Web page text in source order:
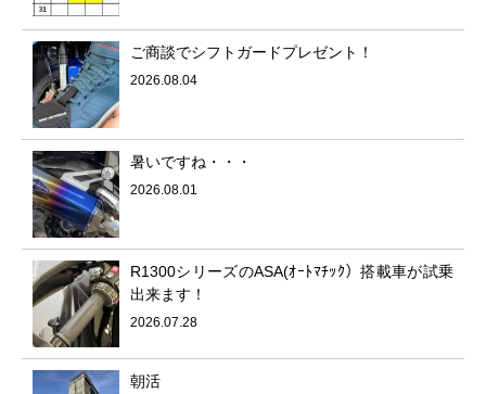
ご商談でシフトガードプレゼント！
2026.08.04
暑いですね・・・
2026.08.01
R1300シリーズのASA(ｵｰﾄﾏﾁｯｸ）搭載車が試乗
出来ます！
2026.07.28
朝活